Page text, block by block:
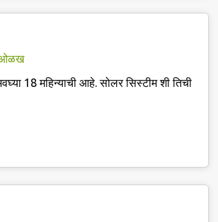
ओळख
18 महिन्याची आहे. सोलर सिस्टीम शी तिची